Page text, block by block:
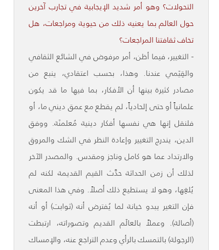
التحولات؟ وهو أمر شديد الإيجابية في تجارب آخرين
حول العالم بما يعنيه ذلك من حيوية ومراجعات، هل
تخاف ثقافتنا المراجعات؟
- التغيير، فيما أظن، أمر مرفوض في الشائع الثقافي
والقِيَمي عندنا. وهذا، بحسب اعتقادي، ينبع من
مصادر كثيرة بينها أن الأفكار، بما فيها ما قد يكون
علمانياً أو حتى إلحادياً، لم يقطع مع عمق ديني ما، أو
فلنقل إنها هي نفسها أفكار دينية مُعلمنَة. ووفق
الدين، يندرج التغيير وإعادة النظر في الشك والمروق
والارتداد عما هو كامل وناجز ومقدس. والمصدر الآخر
لذلك أن زمن الحداثة حدَّث القيم القديمة لكنه لم
يُلغِها، وهو لا يستطيع ذلك أصلاً. وفي هذا المعنى
فإن التغير يبدو خيانة لما يُفترض أنه (ثوابت) أو أنه
(أصالة). وعملاً بالعالَم القديم وتصوراته، ارتبطت
(الرجولة) بالتمسك بالرأي وعدم التراجع عنه، والإمساك